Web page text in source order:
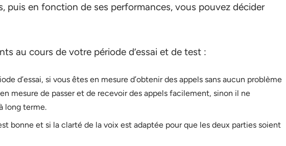
puis en fonction de ses performances, vous pouvez décider
au cours de votre période d’essai et de test :
d’essai, si vous êtes en mesure d’obtenir des appels sans aucun problème
mesure de passer et de recevoir des appels facilement, sinon il ne
long terme.
bonne et si la clarté de la voix est adaptée pour que les deux parties soient